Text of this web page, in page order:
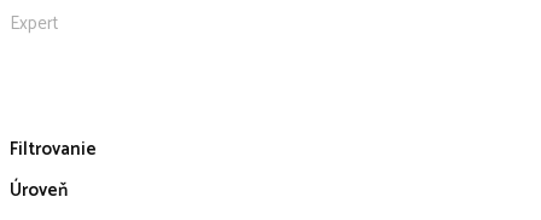
Expert
Filtrovanie
Úroveň